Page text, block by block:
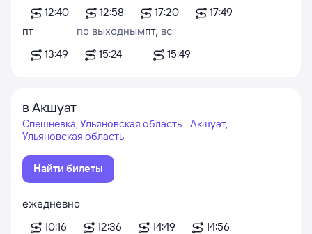
12:40
12:58
17:20
17:49
пт
13:49
по выходным
15:24
пт, вс
15:49
в Акшуат
Спешневка, Ульяновская область - Акшуат,
Ульяновская область
Найти билеты
ежедневно
10:16
12:36 14:49
14:56